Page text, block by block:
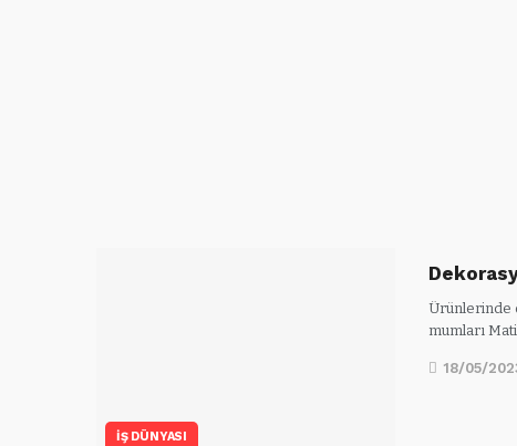
İŞ DÜNYASI
Ürünlerinde
mumları
18/05/